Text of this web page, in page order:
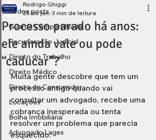
Todos posts
Guarda Compartilhada
Recuperação Judicial
Direito do Trabalho
Direito Médico
Direito do Consumidor
Locações
Bolha Imobiliária
Advogado Lages
Processo parado há anos:
ele ainda vale ou pode
“caducar”?
Rodrigo Ghiggi
25 de jan. 3 min de leitura
Muita gente descobre que tem um
processo antigo quando vai
consultar um advogado, recebe uma
cobrança inesperada ou tenta
resolver um problema que parecia
esquecido.